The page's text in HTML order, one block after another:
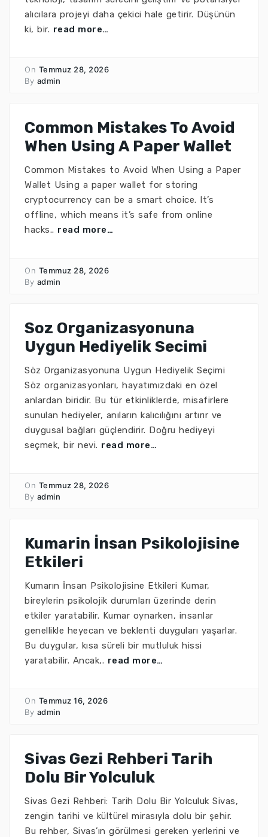
alıcılara projeyi daha çekici hale getirir. Düşünün
ki, bir. read more…
On Temmuz 28, 2026
By admin
Common Mistakes To Avoid
When Using A Paper Wallet
Common Mistakes to Avoid When Using a Paper
Wallet Using a paper wallet for storing
cryptocurrency can be a smart choice. It’s
offline, which means it’s safe from online
hacks.. read more…
On Temmuz 28, 2026
By admin
Soz Organizasyonuna
Uygun Hediyelik Secimi
Söz Organizasyonuna Uygun Hediyelik Seçimi
Söz organizasyonları, hayatımızdaki en özel
anlardan biridir. Bu tür etkinliklerde, misafirlere
sunulan hediyeler, anıların kalıcılığını artırır ve
duygusal bağları güçlendirir. Doğru hediyeyi
seçmek, bir nevi. read more…
On Temmuz 28, 2026
By admin
Kumarin İnsan Psikolojisine
Etkileri
Kumarın İnsan Psikolojisine Etkileri Kumar,
bireylerin psikolojik durumları üzerinde derin
etkiler yaratabilir. Kumar oynarken, insanlar
genellikle heyecan ve beklenti duyguları yaşarlar.
Bu duygular, kısa süreli bir mutluluk hissi
yaratabilir. Ancak,. read more…
On Temmuz 16, 2026
By admin
Sivas Gezi Rehberi Tarih
Dolu Bir Yolculuk
Sivas Gezi Rehberi: Tarih Dolu Bir Yolculuk Sivas,
zengin tarihi ve kültürel mirasıyla dolu bir şehir.
Bu rehber, Sivas’ın görülmesi gereken yerlerini ve